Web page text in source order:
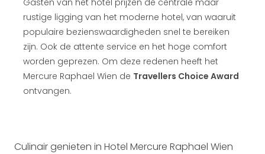
Gasten van het hotel prijzen de centrale maar
rustige ligging van het moderne hotel, van waaruit
populaire bezienswaardigheden snel te bereiken
zijn. Ook de attente service en het hoge comfort
worden geprezen. Om deze redenen heeft het
Mercure Raphael Wien de Travellers Choice Award
ontvangen.
Culinair genieten in Hotel Mercure Raphael Wien